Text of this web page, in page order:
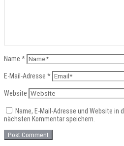
Name *
E-Mail-Adresse *
Website
Name, E-Mail-Adresse und Website in
nächsten Kommentar speichern.